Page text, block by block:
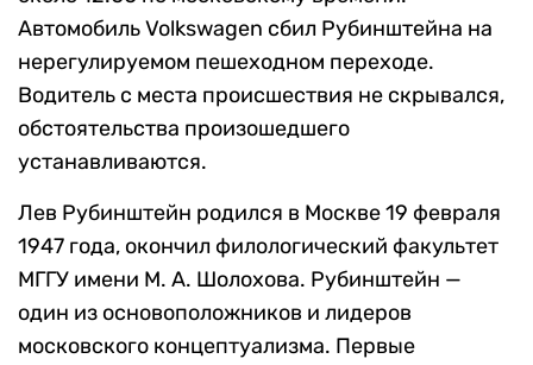
Автомобиль Volkswagen сбил Рубинштейна на
нерегулируемом пешеходном переходе.
Водитель с места происшествия не скрывался,
обстоятельства произошедшего
устанавливаются.
Лев Рубинштейн родился в Москве 19 февраля
1947 года, окончил филологический факультет
МГГУ имени М. А. Шолохова. Рубинштейн —
один из основоположников и лидеров
московского концептуализма. Первые